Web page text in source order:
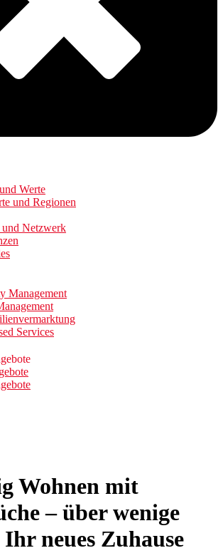
Werte
und Regionen
und Netzwerk
Management
Services
Wohnen mit
– über wenige
neues Zuhause